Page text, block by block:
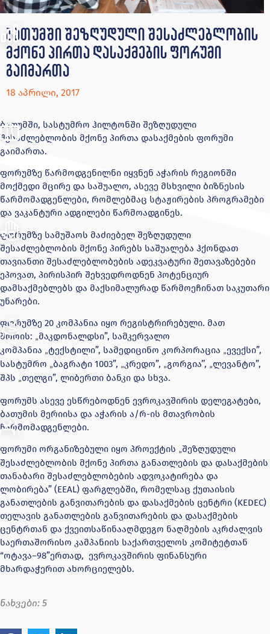
ბათუმში შეზღუდული შესაძლებლობის
მქონე პირთა დასაქმების ფორუმი
გაიმართა
18 აპრილი, 2017
ბათუმში, სასტუმრო ჰილტონში შეზღუდული
შესაძლებლობის მქონე პირთა დასაქმების ფორუმი
გაიმართა.
ფორუმზე წარმოდგენილნი იყვნენ აჭარის რეგიონში
მოქმედი მცირე და საშუალო, ასევე მსხვილი ბიზნესის
წარმომადგენლები, რომლებმაც სტაჟირების პროგრამები
და ვაკანტური ადგილები წარმოადგინეს.
ფორუმზე სამუშაოს მაძიებელ შეზღუდული
შესაძლებლობის მქონე პირებს საშუალება ჰქონდათ
თავიანთი შესაძლებლობების ადეკვატური შეთავაზებები
ეპოვათ, პირისპირ შეხვედროდნენ პოტენციურ
დამსაქმებლებს და მაქსიმალურად წარმოეჩინათ საკუთარი
უნარები.
ფორუმზე 20 კომპანია იყო რეგისტრირებული. მათ
შორის: „მაკდონალდსი”, სამკერვალო
კომპანია „ტექსტილი”, სამედიცინო კორპორაცია „ევექსი”,
სასტუმრო „ბაგრატი 1003”, „კრედო”, „გორგია’’, „ლევანტო”,
შპს „თელგი”, ლიბერთი ბანკი და სხვა.
ფორუმს ასევე ესწრებოდნენ ევროკავშირის დელეგატები,
ბათუმის მერიისა და აჭარის ა/რ-ის მთავრობის
წარმომადგენლები.
ფორუმი ორგანიზებული იყო პროექტის „შეზღუდული
შესაძლებლობის მქონე პირთა განათლების და დასაქმების
თანაბარი შესაძლებლობების ადვოკატირება და
ლობირება” (EEAL) ფარგლებში, რომელსაც ქუთაისის
განათლების განვითარების და დასაქმების ცენტრი (KEDEC)
თელავის განათლების განვითარების და დასაქმების
ცენტრთან და ქვეითსაწინააღმდეგო ნაღმების აკრძალვის
საერთაშორისო კამპანიის საქართველოს კომიტეტთან
“ოტავა–98”ერთად, ევროკავშირის ფინანსური
მხარდაჭერით ახორციელებს.
ნახვები: 5